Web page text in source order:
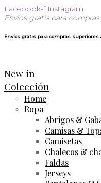
Facebook-f Instagram
Envíos gratis para
Envíos gratis para compras superiores
New in
Colección
Home
Ropa
Abrigos &
Camisas &
Camisetas
Chalecos &
Faldas
Jerseys